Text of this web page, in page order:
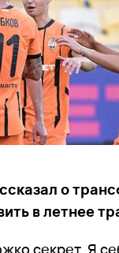
о
в летнее